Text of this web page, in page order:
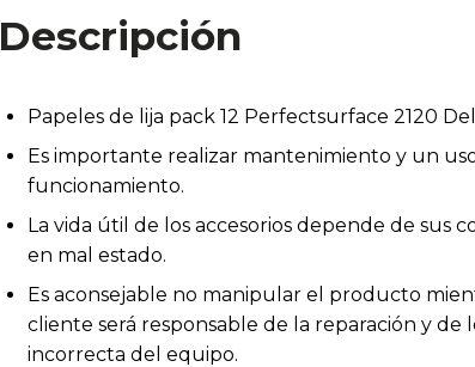
Descripción
Papeles de lija pack 12 Perfectsurface 2120
Es importante realizar mantenimiento y un
funcionamiento.
La vida útil de los accesorios depende de sus
en mal estado.
Es aconsejable no manipular el producto
cliente será responsable de la reparación y
incorrecta del equipo.